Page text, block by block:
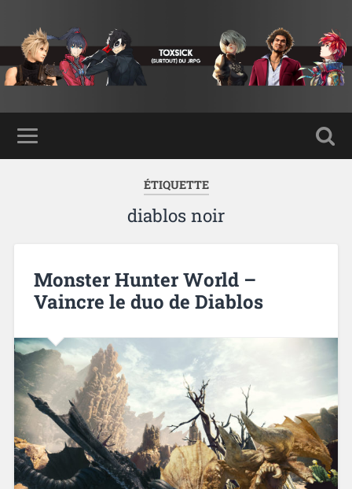
ÉTIQUETTE
diablos noir
Monster Hunter World –
Vaincre le duo de Diablos